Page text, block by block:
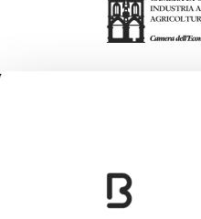
联系方式
Bologna